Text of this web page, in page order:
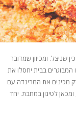
שניצל. ומכיוון שמדובר
בבית יחסלו את
מכינים את המרינדה עם
לטיגון במחבת. יחד